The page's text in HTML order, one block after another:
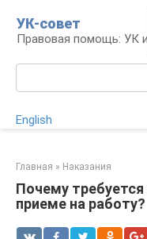
контенту
УК-совет
Правовая помощь: УК
English
Главная » Наказания
Почему
приеме на работу?